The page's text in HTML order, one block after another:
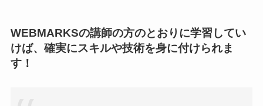
WEBMARKSの講師の方のとおりに学習してい
けば、確実にスキルや技術を身に付けられま
す！